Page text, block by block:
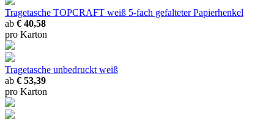
Tragetasche TOPCRAFT weiß 5-fach gefalteter Papierhenkel
ab € 40,58
pro Karton
Tragetasche unbedruckt weiß
ab € 53,39
pro Karton